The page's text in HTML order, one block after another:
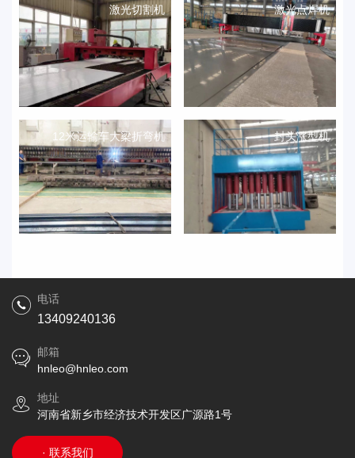
激光切割机 激光点焊机
12米运输车大梁折弯机 封头涨型机
电话
13409240136
邮箱
hnleo@hnleo.com
地址
河南省新乡市经济技术开发区广源路1号
· 联系我们